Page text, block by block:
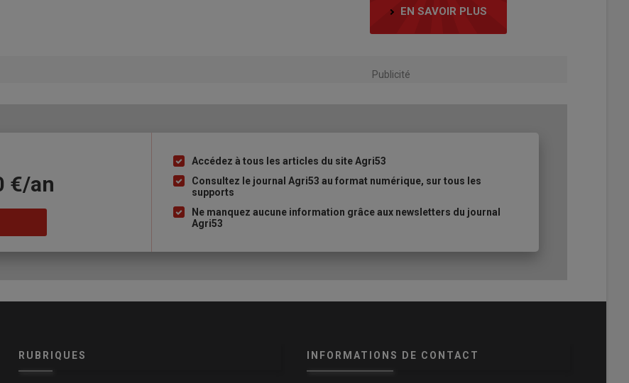
EN SAVOIR PLUS
Publicité
€/an
Liste
à
puce
Accédez à tous les articles du site Agri53
Consultez le journal Agri53 au format numérique, sur tous les
supports
Ne manquez aucune information grâce aux newsletters du journal
Agri53
RUBRIQUES INFORMATIONS DE CONTACT